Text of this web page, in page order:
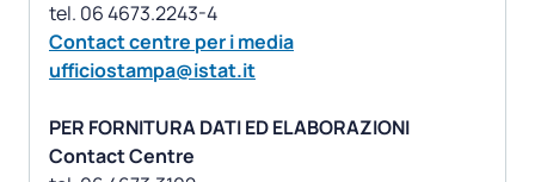
Contact centre per i media
ufficiostampa@istat.it
PER FORNITURA DATI ED ELABORAZIONI
Contact Centre